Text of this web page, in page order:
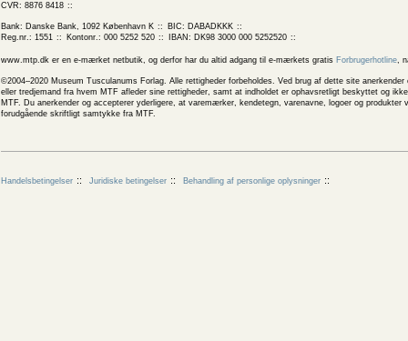
CVR: 8876 8418
Bank: Danske Bank, 1092 København K
BIC: DABADKKK
Reg.nr.: 1551
Kontonr.: 000 5252 520 IBAN: DK98 3000 000 5252520
www.mtp.dk er en e-mærket netbutik, og derfor har du altid adgang til e-mærkets gratis Forbrugerhotline,
©2004–2020 Museum Tusculanums Forlag. Alle rettigheder forbeholdes. Ved brug af dette site
eller tredjemand fra hvem MTF afleder sine rettigheder, samt at indholdet er ophavsretligt beskyttet og
MTF. Du anerkender og accepterer yderligere, at varemærker, kendetegn, varenavne, logoer og
forudgående skriftligt samtykke fra MTF.
Handelsbetingelser Juridiske betingelser Behandling af personlige oplysninger